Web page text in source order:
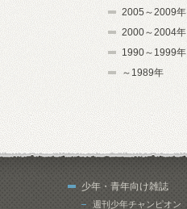
2005～2009年
2000～2004年
1990～1999年
～1989年
少年・青年向け雑誌
週刊少年チャンピオン